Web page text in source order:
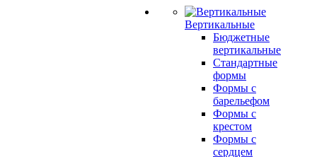
Вертикальные
Бюджетные
вертикальные
Стандартные
формы
Формы с
барельефом
Формы с
крестом
Формы с
сердцем